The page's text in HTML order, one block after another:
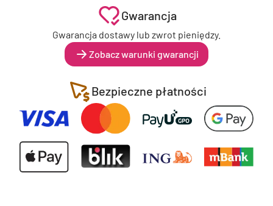
Gwarancja
Gwarancja dostawy lub zwrot pieniędzy.
Zobacz warunki gwarancji
Bezpieczne płatności